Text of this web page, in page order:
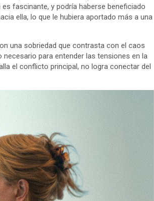
fascinante, y podría haberse beneficiado
ella, lo que le hubiera aportado más a una
una sobriedad que contrasta con el caos
para entender las tensiones en la
el conflicto principal, no logra conectar del